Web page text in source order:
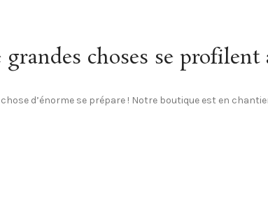
grandes choses se profilent
chose d’énorme se prépare ! Notre boutique est en